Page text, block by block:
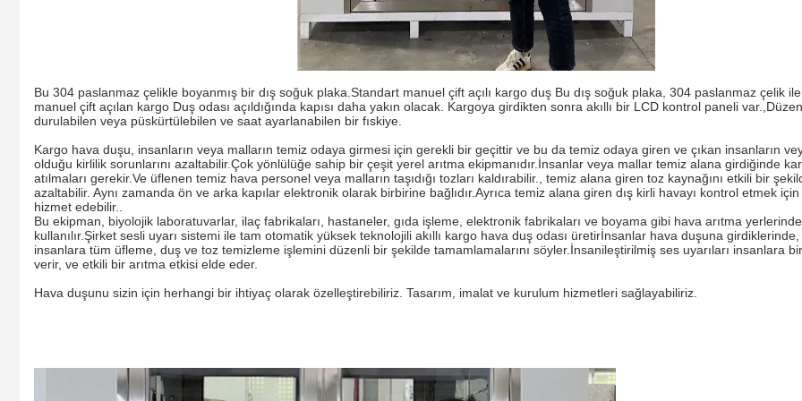
Bu 304 paslanmaz çelikle boyanmış bir dış soğuk plaka.Standart manuel çift açılı kargo duş Bu dış soğuk plaka, 304 paslanmaz çelik
manuel çift açılan kargo Duş odası açıldığında kapısı daha yakın olacak. Kargoya girdikten sonra akıllı bir LCD kontrol paneli
durulabilen veya püskürtülebilen ve saat ayarlanabilen bir fıskiye.
Kargo hava duşu, insanların veya malların temiz odaya girmesi için gerekli bir geçittir ve bu da temiz odaya giren ve çıkan insanların
olduğu kirlilik sorunlarını azaltabilir.Çok yönlülüğe sahip bir çeşit yerel arıtma ekipmanıdır.İnsanlar veya mallar temiz alana girdiğinde
atılmaları gerekir.Ve üflenen temiz hava personel veya malların taşıdığı tozları kaldırabilir., temiz alana giren toz kaynağını etkili bir
azaltabilir. Aynı zamanda ön ve arka kapılar elektronik olarak birbirine bağlıdır.Ayrıca temiz alana giren dış kirli havayı kontrol etmek
hizmet edebilir..
Bu ekipman, biyolojik laboratuvarlar, ilaç fabrikaları, hastaneler, gıda işleme, elektronik fabrikaları ve boyama gibi hava arıtma
kullanılır.Şirket sesli uyarı sistemi ile tam otomatik yüksek teknolojili akıllı kargo hava duş odası üretirİnsanlar hava duşuna
insanlara tüm üfleme, duş ve toz temizleme işlemini düzenli bir şekilde tamamlamalarını söyler.İnsanileştirilmiş ses uyarıları insanlara
verir, ve etkili bir arıtma etkisi elde eder.
Hava duşunu sizin için herhangi bir ihtiyaç olarak özelleştirebiliriz. Tasarım, imalat ve kurulum hizmetleri sağlayabiliriz.